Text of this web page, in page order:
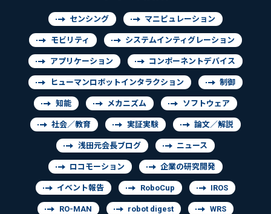
センシング マニピュレーション
モビリティ システムインティグレーション
アプリケーション コンポーネントデバイス
ヒューマンロボットインタラクション 制御
知能 メカニズム ソフトウェア
社会／教育 実証実験 論文／解説
浅田元会長ブログ ニュース
ロコモーション 企業の研究開発
イベント報告 RoboCup IROS
RO-MAN robot digest WRS